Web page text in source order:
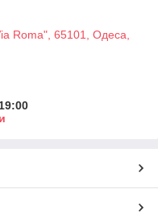
Roma", 65101, Одеса,